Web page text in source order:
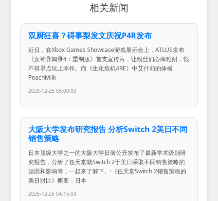
相关新闻
双厨狂喜？碍事梨发文庆祝P4R发布
近日，在Xbox Games Showcase游戏展示会上，ATLUS发布
《女神异闻录4：重制版》首支宣传片，让粉丝们心痒难耐，恨
不得早点玩上本作。而《生化危机4RE》中艾什莉的体模
PeachMilk
2025-12-25 06:00:03
大阪大学发布研究报告 分析Switch 2美日不同
销售策略
日本顶级大学之一的大阪大学日前公开发布了最新学术级别研
究报告，分析了任天堂就Switch 2于美日采取不同销售策略的
起因和影响等，一起来了解下。·《任天堂Switch 2销售策略的
美日对比》概要：日本
2025-12-25 04:15:03